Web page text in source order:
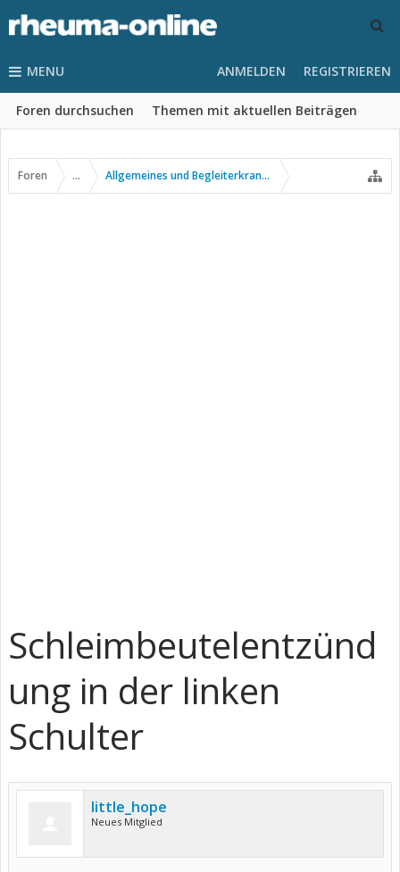
MENU
Foren durchsuchen Themen mit aktuellen Beiträgen
ANMELDEN REGISTRIEREN
Foren ... Allgemeines und Begleiterkrankungen
Schleimbeutelentzünd
ung in der linken
Schulter
little_hope
Neues Mitglied